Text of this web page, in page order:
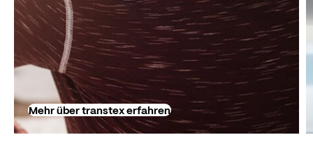
Mehr über transtex erfahren